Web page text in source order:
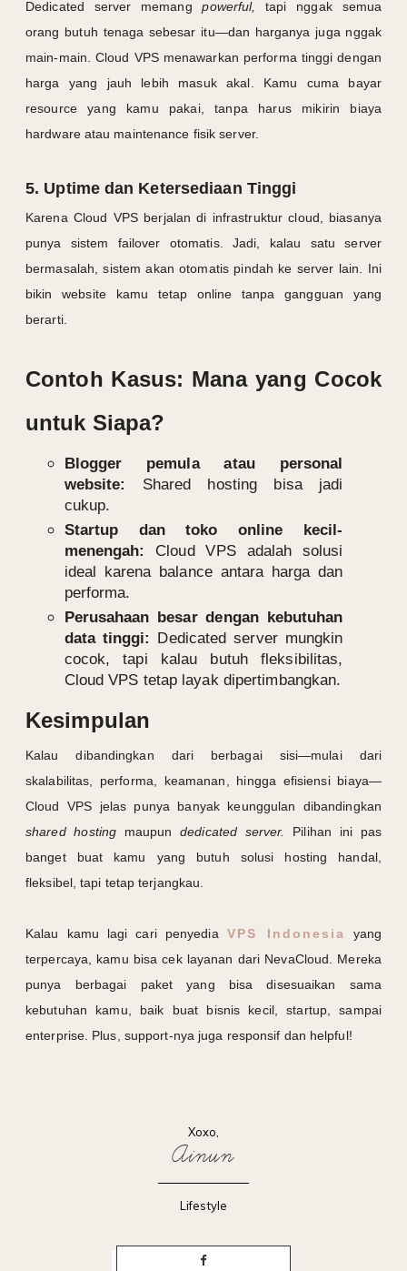
Dedicated server memangpowerful, tapi nggak semua
orang butuh tenaga sebesar itu—dan harganya juga nggak
main-main. Cloud VPS menawarkan performa tinggi dengan
harga yang jauh lebih masuk akal. Kamu cuma bayar
resource yang kamu pakai, tanpa harus mikirin biaya
hardware atau maintenance fisik server.
5. Uptime dan Ketersediaan Tinggi
Karena Cloud VPS berjalan di infrastruktur cloud, biasanya
punya sistem failover otomatis. Jadi, kalau satu server
bermasalah, sistem akan otomatis pindah ke server lain. Ini
bikin website kamu tetap online tanpa gangguan yang
berarti.
Contoh Kasus: Mana yang Cocok
untuk Siapa?
Blogger pemula atau personal
website:
Shared hosting bisa jadi
cukup.
Startup dan toko online kecil-
menengah:
Cloud VPS adalah solusi
ideal karena balance antara harga dan
performa.
Perusahaan besar dengan kebutuhan
data tinggi:
Dedicated server mungkin
cocok, tapi kalau butuh fleksibilitas,
Cloud VPS tetap layak dipertimbangkan.
Kesimpulan
Kalau dibandingkan dari berbagai sisi—mulai dari
skalabilitas, performa, keamanan, hingga efisiensi biaya—
Cloud VPS jelas punya banyak keunggulan dibandingkan
shared hosting maupundedicated server.
Pilihan ini pas
banget buat kamu yang butuh solusi hosting handal,
fleksibel, tapi tetap terjangkau.
Kalau kamu lagi cari penyedia VPS Indonesia
yang
terpercaya, kamu bisa cek layanan dari NevaCloud. Mereka
punya berbagai paket yang bisa disesuaikan sama
kebutuhan kamu, baik buat bisnis kecil, startup, sampai
enterprise. Plus, support-nya juga responsif dan helpful!
Xoxo,
Ainun
Lifestyle